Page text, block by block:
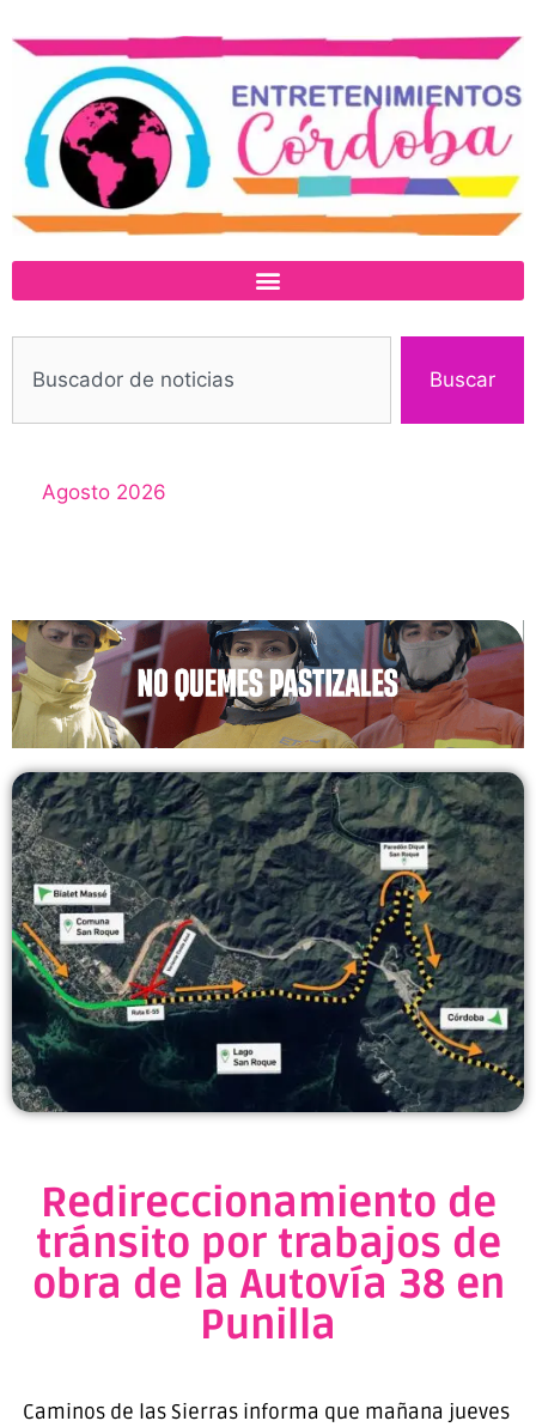
Buscar
Agosto 2026
Redireccionamiento de
tránsito por trabajos de
obra de la Autovía 38 en
Punilla
Caminos de las Sierras informa que mañana jueves